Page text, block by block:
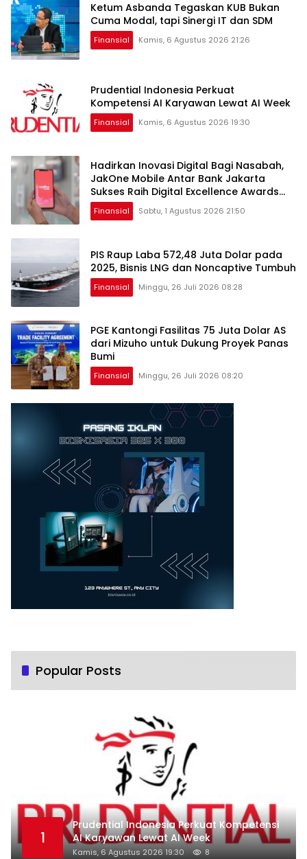
Ketum Asbanda Tegaskan KUB Bukan
Cuma Modal, tapi Sinergi IT dan SDM
Finansial Kamis, 6 Agustus 2026 21:26
Prudential Indonesia Perkuat
Kompetensi AI Karyawan Lewat AI Week
Finansial Kamis, 6 Agustus 2026 19:30
Hadirkan Inovasi Digital Bagi Nasabah,
JakOne Mobile Antar Bank Jakarta
Sukses Raih Digital Excellence Awards
2026
Finansial Sabtu, 1 Agustus 2026 21:50
PIS Raup Laba 572,48 Juta Dolar pada
2025, Bisnis LNG dan Noncaptive Tumbuh
Finansial Minggu, 26 Juli 2026 08:28
PGE Kantongi Fasilitas 75 Juta Dolar AS
dari Mizuho untuk Dukung Proyek Panas
Bumi
Finansial Minggu, 26 Juli 2026 08:20
Popular Posts
1
Prudential Indonesia Perkuat Kompetensi
AI Karyawan Lewat AI Week
Kamis, 6 Agustus 2026 19:30 8